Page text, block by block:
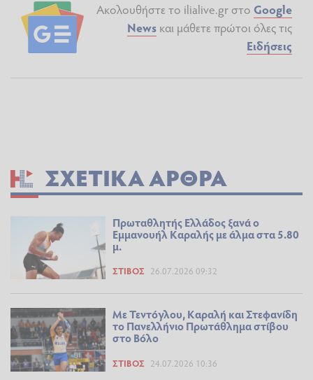
Ακολουθήστε το ilialive.gr στο Google
News και μάθετε πρώτοι όλες τις
Ειδήσεις
ΣΧΕΤΙΚΆ ΆΡΘΡΑ
Πρωταθλητής Ελλάδος ξανά ο
Εμμανουήλ Καραλής με άλμα στα 5.80
μ.
ΣΤΊΒΟΣ 26.07.2026 09:32
Mε Τεντόγλου, Καραλή και Στεφανίδη
το Πανελλήνιο Πρωτάθλημα στίβου
στο Βόλο
ΣΤΊΒΟΣ 24.07.2026 10:36